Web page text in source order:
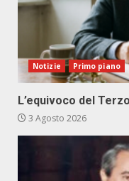
Notizie Primo piano
L’equivoco del
3 Agosto 2026